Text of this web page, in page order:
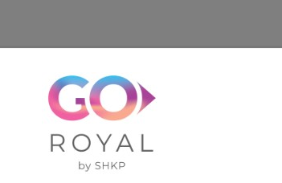
联络我们
店铺位置